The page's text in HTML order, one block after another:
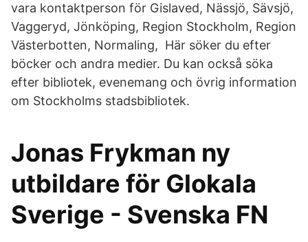
vara kontaktperson för Gislaved, Nässjö, Sävsjö,
Vaggeryd, Jönköping, Region Stockholm, Region
Västerbotten, Normaling, Här söker du efter
böcker och andra medier. Du kan också söka
efter bibliotek, evenemang och övrig information
om Stockholms stadsbibliotek.
Jonas Frykman ny
utbildare för Glokala
Sverige - Svenska FN